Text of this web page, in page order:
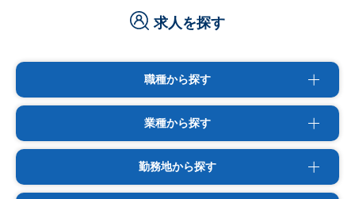
求人を探す
職種から探す
業種から探す
勤務地から探す